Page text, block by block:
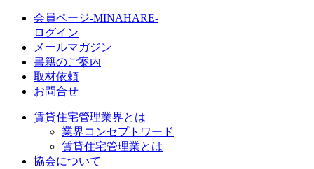
会員ページ-MINAHARE-
ログイン
メールマガジン
書籍のご案内
取材依頼
お問合せ
賃貸住宅管理業界とは
業界コンセプトワード
賃貸住宅管理業とは
協会について